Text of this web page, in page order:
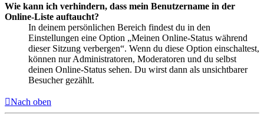
Wie kann ich verhindern, dass mein Benutzername in der
Online-Liste auftaucht?
In deinem persönlichen Bereich findest du in den
Einstellungen eine Option „Meinen Online-Status während
dieser Sitzung verbergen“. Wenn du diese Option einschaltest,
können nur Administratoren, Moderatoren und du selbst
deinen Online-Status sehen. Du wirst dann als unsichtbarer
Besucher gezählt.
Nach oben